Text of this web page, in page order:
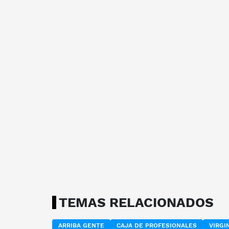
TEMAS RELACIONADOS
ARRIBA GENTE CAJA DE PROFESIONALES